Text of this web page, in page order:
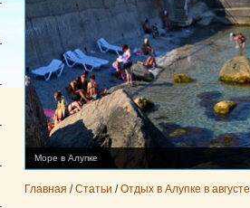
Море в Алупке
Главная /Статьи /Отдых в Алупке в августе